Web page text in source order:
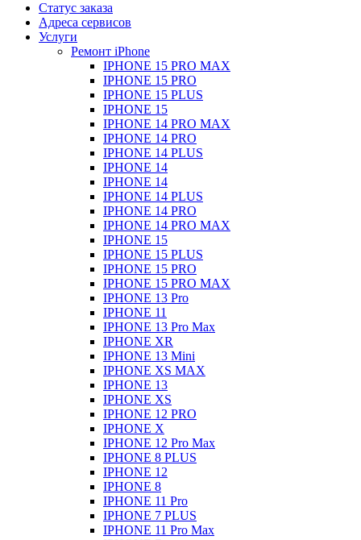
Статус заказа
Адреса сервисов
Услуги
Ремонт iPhone
IPHONE 15 PRO MAX
IPHONE 15 PRO
IPHONE 15 PLUS
IPHONE 15
IPHONE 14 PRO MAX
IPHONE 14 PRO
IPHONE 14 PLUS
IPHONE 14
IPHONE 14
IPHONE 14 PLUS
IPHONE 14 PRO
IPHONE 14 PRO MAX
IPHONE 15
IPHONE 15 PLUS
IPHONE 15 PRO
IPHONE 15 PRO MAX
IPHONE 13 Pro
IPHONE 11
IPHONE 13 Pro Max
IPHONE XR
IPHONE 13 Mini
IPHONE XS MAX
IPHONE 13
IPHONE XS
IPHONE 12 PRO
IPHONE X
IPHONE 12 Pro Max
IPHONE 8 PLUS
IPHONE 12
IPHONE 8
IPHONE 11 Pro
IPHONE 7 PLUS
IPHONE 11 Pro Max